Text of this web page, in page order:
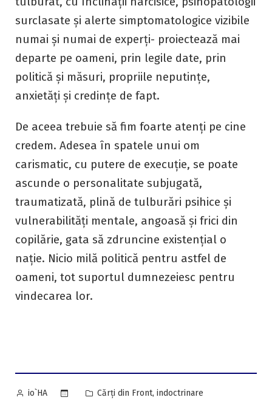
surclasate și alerte simptomatologice vizibile
numai și numai de experți- proiectează mai
departe pe oameni, prin legile date, prin
politică și măsuri, propriile neputințe,
anxietăți și credințe de fapt.
De aceea trebuie să fim foarte atenți pe cine
credem. Adesea în spatele unui om
carismatic, cu putere de execuție, se poate
ascunde o personalitate subjugată,
traumatizată, plină de tulburări psihice și
vulnerabilități mentale, angoasă și frici din
copilărie, gata să zdruncine existențial o
nație. Nicio milă politică pentru astfel de
oameni, tot suportul dumnezeiesc pentru
vindecarea lor.
Posted
io`HA
Posted
Cărți din Front, indoctrinare